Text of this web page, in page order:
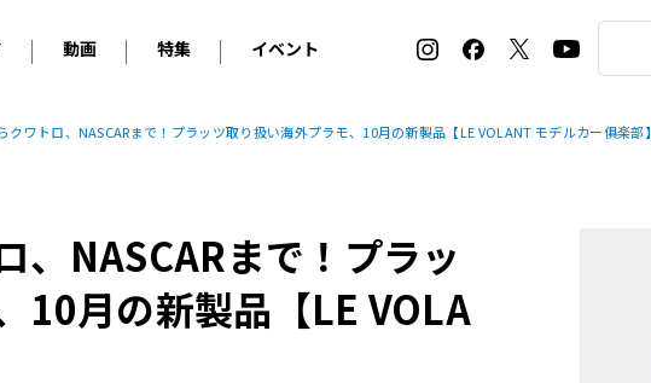
アウディ BMW
アルピナ
プジョー
ルノー
アバルト
フィアット
ランボルギーニ
マセラティ
アストン・マーティン
動画
オリジナル動画
特集
2026 サマータイヤ＆ホイール バイヤーズガイド
ホイールカタログ
タイヤ特集
イベント
ル・ボラン カーズ・ミート2026横浜
EV:LIFE KOBE 2025
ル・ボラン カーズ・ミート2025横浜
クワトロ、NASCARまで！プラッツ取り扱い海外プラモ、10月の新製品【LE VOLANT モデルカー俱楽部】
、NASCARまで！プラッ
10月の新製品【LE VOLA